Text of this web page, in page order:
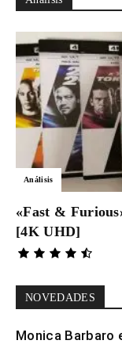
Análisis
«Fast &
[4K UHD]
NOVEDADES
Monica Barbaro